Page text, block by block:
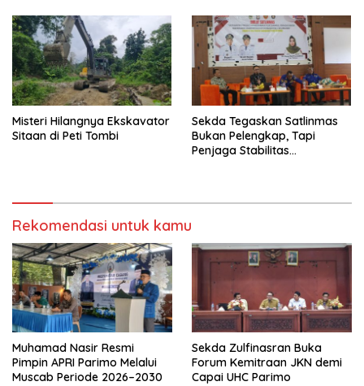
Misteri Hilangnya Ekskavator
Sitaan di Peti Tombi
Sekda Tegaskan Satlinmas
Bukan Pelengkap, Tapi
Penjaga Stabilitas
Rekomendasi untuk kamu
Muhamad Nasir Resmi
Pimpin APRI Parimo Melalui
Muscab Periode 2026–2030
Sekda Zulfinasran Buka
Forum Kemitraan JKN demi
Capai UHC Parimo